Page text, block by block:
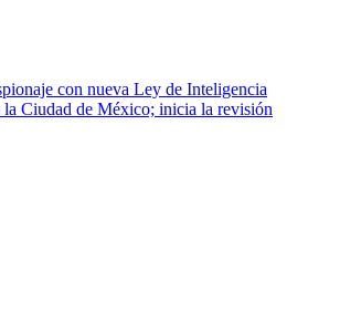
con nueva Ley de Inteligencia
Ciudad de México; inicia la revisión